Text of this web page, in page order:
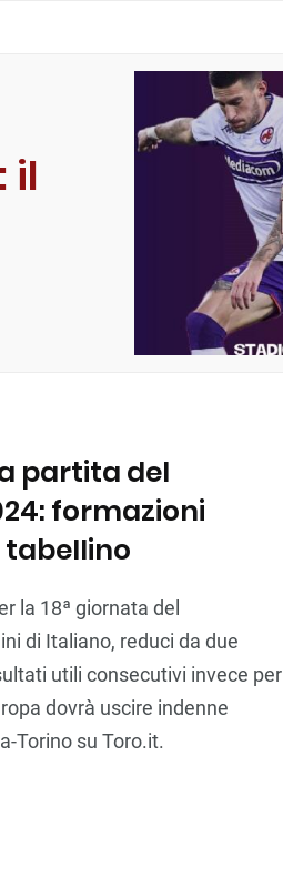
il
partita del
formazioni
la 18ª giornata del
di Italiano, reduci da due
utili consecutivi invece per
dovrà uscire indenne
Torino su Toro.it.